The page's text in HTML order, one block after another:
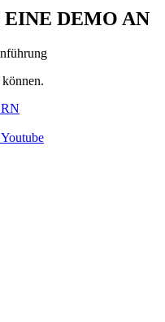
EINE DEMO AN
Youtube